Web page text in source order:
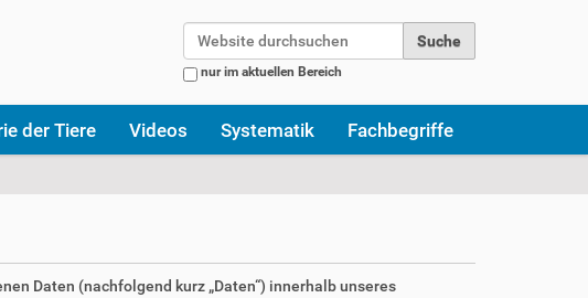
nur im aktuellen Bereich
der Tiere Videos Systematik Fachbegriffe
Daten (nachfolgend kurz „Daten“) innerhalb unseres